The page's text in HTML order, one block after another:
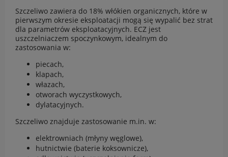
Szczeliwo zawiera do 18% włókien organicznych, które w
pierwszym okresie eksploatacji mogą się wypalić bez strat
dla parametrów eksploatacyjnych. ECZ jest
uszczelniaczem spoczynkowym, idealnym do
zastosowania w:
piecach,
klapach,
włazach,
otworach wyczystkowych,
dylatacyjnych.
Szczeliwo znajduje zastosowanie m.in. w:
elektrowniach (młyny węglowe),
hutnictwie (baterie koksownicze),